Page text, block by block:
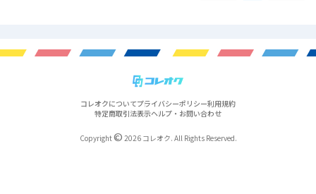
コレオクについてプライバシーポリシー利用規約
特定商取引法表示ヘルプ・お問い合わせ
Copyright© 2026 コレオク. All Rights Reserved.